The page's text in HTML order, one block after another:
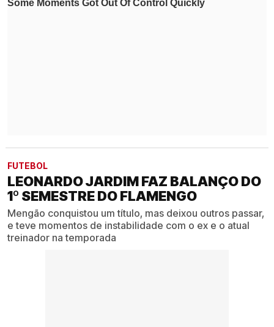
FUTEBOL
LEONARDO JARDIM FAZ BALANÇO DO
1º SEMESTRE DO FLAMENGO
Mengão conquistou um título, mas deixou outros passar,
e teve momentos de instabilidade com o ex e o atual
treinador na temporada